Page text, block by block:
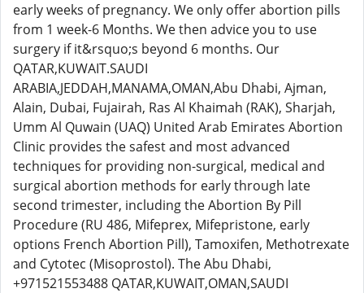
early weeks of pregnancy. We only offer abortion pills
from 1 week-6 Months. We then advice you to use
surgery if it&rsquo;s beyond 6 months. Our
QATAR,KUWAIT.SAUDI
ARABIA,JEDDAH,MANAMA,OMAN,Abu Dhabi, Ajman,
Alain, Dubai, Fujairah, Ras Al Khaimah (RAK), Sharjah,
Umm Al Quwain (UAQ) United Arab Emirates Abortion
Clinic provides the safest and most advanced
techniques for providing non-surgical, medical and
surgical abortion methods for early through late
second trimester, including the Abortion By Pill
Procedure (RU 486, Mifeprex, Mifepristone, early
options French Abortion Pill), Tamoxifen, Methotrexate
and Cytotec (Misoprostol). The Abu Dhabi,
+971521553488 QATAR,KUWAIT,OMAN,SAUDI